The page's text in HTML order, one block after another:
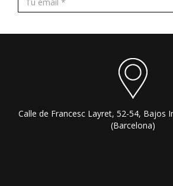
Calle de Francesc Layret, 52-54, Bajos
(Barcelona)